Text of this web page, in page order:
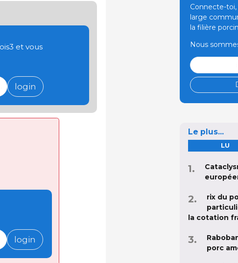
et vous
login
login
Connecte-
large
la filière
Nous
Le plus...
LU
rix du
la cotation
porc